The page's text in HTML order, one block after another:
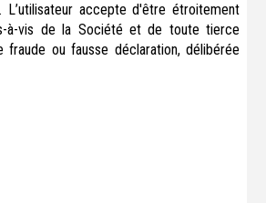
L’utilisateur accepte d'être étroitement
à-vis de la Société et de toute tierce
fraude ou fausse déclaration, délibérée